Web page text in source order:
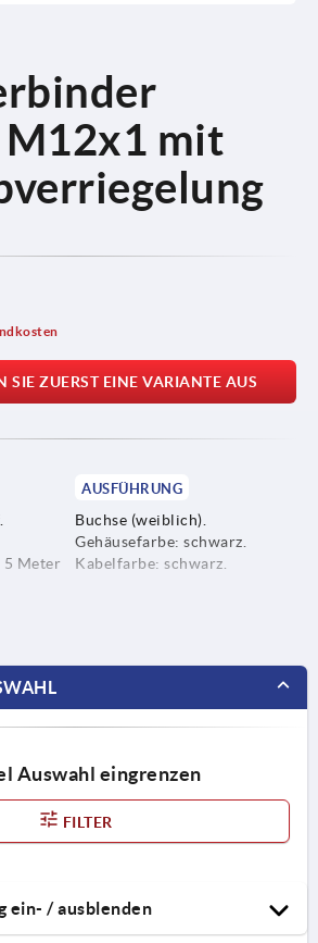
M12x1 mit
SIE ZUERST EINE VARIANTE AUS
5 Meter
PVC.
5 Meter
(Gold).
AUSFÜHRUNG
Buchse (weiblich).
Gehäusefarbe: schwarz.
Kabelfarbe: schwarz.
Auswahl eingrenzen
FILTER
ein- / ausblenden